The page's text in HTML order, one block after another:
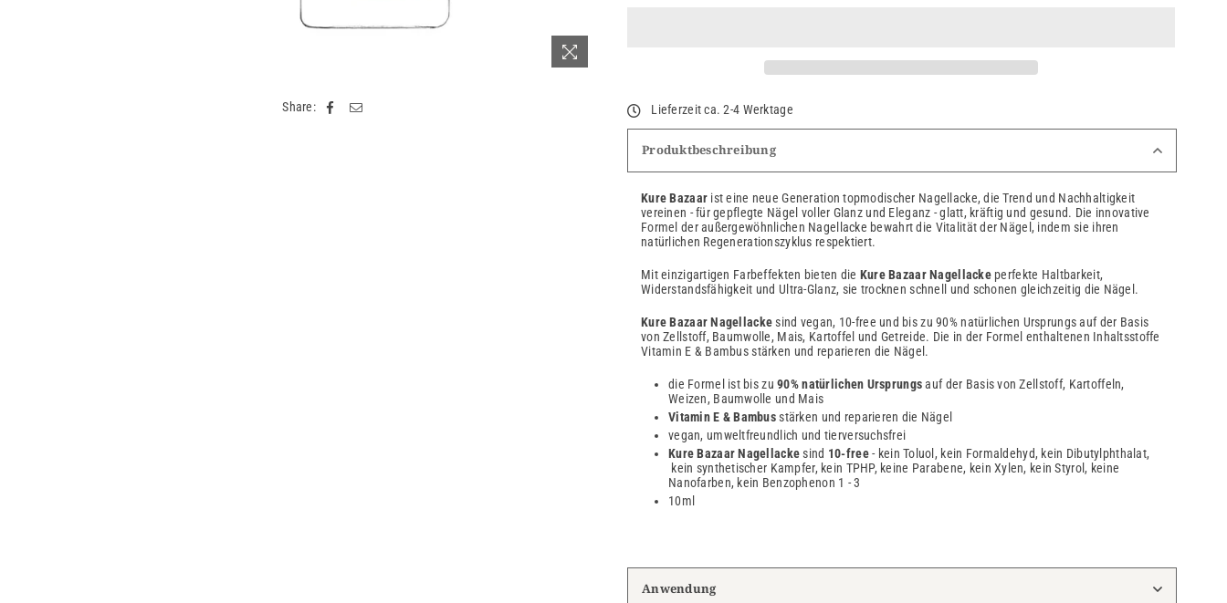
Share: Lieferzeit ca. 2-4 Werktage
Produktbeschreibung
Kure Bazaar ist eine neue Generation topmodischer Nagellacke, die Trend und Nachhaltigkeit
vereinen - für gepflegte Nägel voller Glanz und Eleganz - glatt, kräftig und gesund. Die innovative
Formel der außergewöhnlichen Nagellacke bewahrt die Vitalität der Nägel, indem sie ihren
natürlichen Regenerationszyklus respektiert.
Mit einzigartigen Farbeffekten bieten die Kure Bazaar Nagellacke perfekte Haltbarkeit,
Widerstandsfähigkeit und Ultra-Glanz, sie trocknen schnell und schonen gleichzeitig die Nägel.
Kure Bazaar Nagellackesind vegan, 10-free und bis zu 90% natürlichen Ursprungs auf der Basis
von Zellstoff, Baumwolle, Mais, Kartoffel und Getreide. Die in der Formel enthaltenen Inhaltsstoffe
Vitamin E & Bambus stärken und reparieren die Nägel.
die Formel ist bis zu 90% natürlichen Ursprungs auf der Basis von Zellstoff, Kartoffeln,
Weizen, Baumwolle und Mais
Vitamin E & Bambus stärken und reparieren die Nägel
vegan, umweltfreundlich und tierversuchsfrei
Kure Bazaar Nagellacke sind 10-free - kein Toluol, kein Formaldehyd, kein Dibutylphthalat,
kein synthetischer Kampfer, kein TPHP, keine Parabene, kein Xylen, kein Styrol, keine
Nanofarben, kein Benzophenon 1 - 3
10ml
Anwendung